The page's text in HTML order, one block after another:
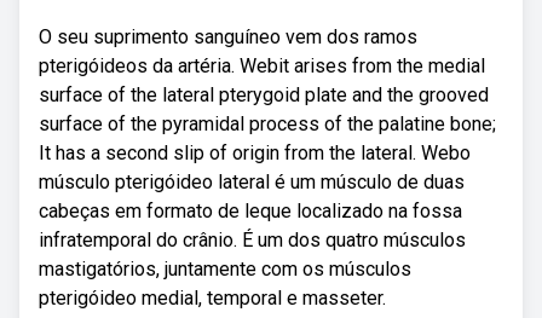
O seu suprimento sanguíneo vem dos ramos
pterigóideos da artéria. Webit arises from the medial
surface of the lateral pterygoid plate and the grooved
surface of the pyramidal process of the palatine bone;
It has a second slip of origin from the lateral. Webo
músculo pterigóideo lateral é um músculo de duas
cabeças em formato de leque localizado na fossa
infratemporal do crânio. É um dos quatro músculos
mastigatórios, juntamente com os músculos
pterigóideo medial, temporal e masseter.